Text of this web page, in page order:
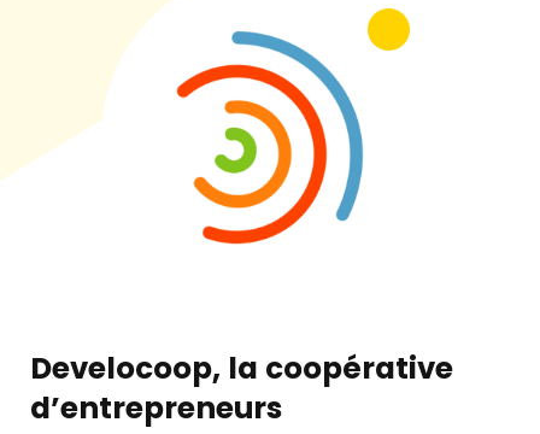
Develocoop, la coopérative
d’entrepreneurs